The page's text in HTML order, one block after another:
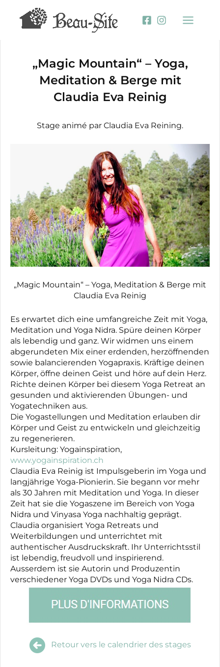
contenu
„Magic Mountain“ – Yoga,
Meditation & Berge mit
Claudia Eva Reinig
Stage animé par Claudia Eva Reining.
„Magic Mountain“ – Yoga, Meditation & Berge mit
Claudia Eva Reinig
Es erwartet dich eine umfangreiche Zeit mit Yoga,
Meditation und Yoga Nidra. Spüre deinen Körper
als lebendig und ganz. Wir widmen uns einem
abgerundeten Mix einer erdenden, herzöffnenden
sowie balancierenden Yogapraxis. Kräftige deinen
Körper, öffne deinen Geist und höre auf dein Herz.
Richte deinen Körper bei diesem Yoga Retreat an
gesunden und aktivierenden Übungen- und
Yogatechniken aus.
Die Yogastellungen und Meditation erlauben dir
Körper und Geist zu entwickeln und gleichzeitig
zu regenerieren.
Kursleitung: Yogainspiration,
www.yogainspiration.ch
Claudia Eva Reinig ist Impulsgeberin im Yoga und
langjährige Yoga-Pionierin. Sie begann vor mehr
als 30 Jahren mit Meditation und Yoga. In dieser
Zeit hat sie die Yogaszene im Bereich von Yoga
Nidra und Vinyasa Yoga nachhaltig geprägt.
Claudia organisiert Yoga Retreats und
Weiterbildungen und unterrichtet mit
authentischer Ausdruckskraft. Ihr Unterrichtsstil
ist lebendig, freudvoll und inspirierend.
Ausserdem ist sie Autorin und Produzentin
verschiedener Yoga DVDs und Yoga Nidra CDs.
Retour vers le calendrier des stages